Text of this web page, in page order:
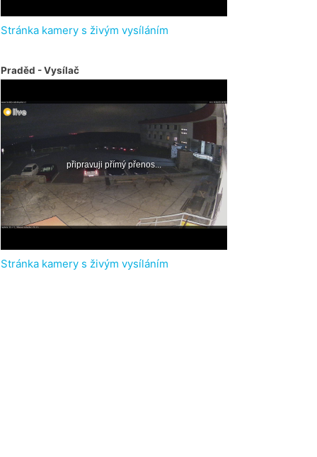
Stránka kamery s živým vysíláním
Praděd - Vysílač
Stránka kamery s živým vysíláním